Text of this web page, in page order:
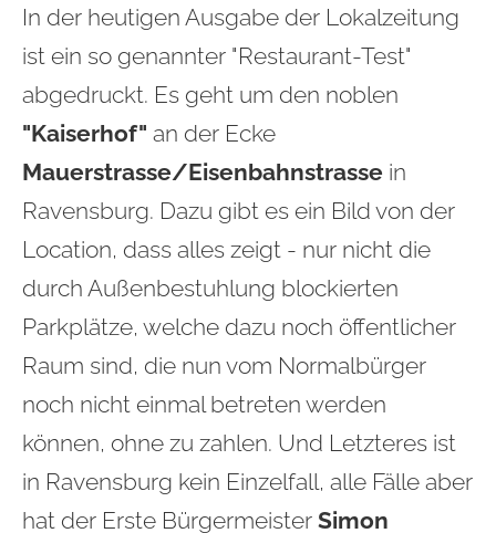
In der heutigen Ausgabe der Lokalzeitung
ist ein so genannter "Restaurant-Test"
abgedruckt. Es geht um den noblen
"Kaiserhof" an der Ecke
Mauerstrasse/Eisenbahnstrasse in
Ravensburg. Dazu gibt es ein Bild von der
Location, dass alles zeigt - nur nicht die
durch Außenbestuhlung blockierten
Parkplätze, welche dazu noch öffentlicher
Raum sind, die nun vom Normalbürger
noch nicht einmal betreten werden
können, ohne zu zahlen. Und Letzteres ist
in Ravensburg kein Einzelfall, alle Fälle aber
hat der Erste Bürgermeister Simon